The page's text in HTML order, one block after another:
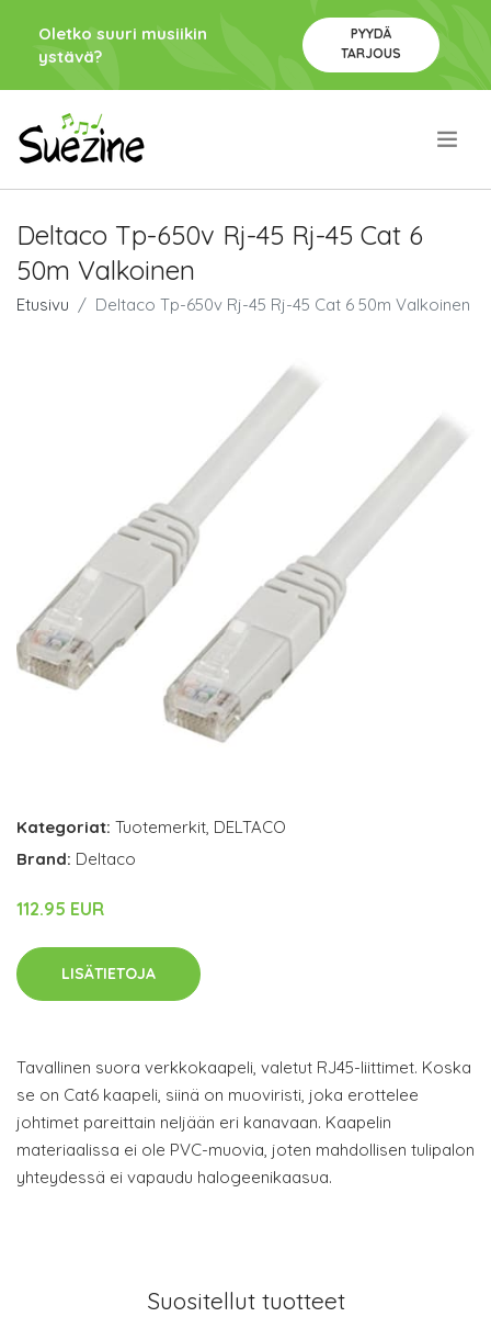
Oletko suuri musiikin
ystävä?
PYYDÄ
TARJOUS
Deltaco Tp-650v Rj-45 Rj-45 Cat 6
50m Valkoinen
Etusivu Deltaco Tp-650v Rj-45 Rj-45 Cat 6 50m Valkoinen
Kategoriat: Tuotemerkit, DELTACO
Brand: Deltaco
112.95 EUR
LISÄTIETOJA
Tavallinen suora verkkokaapeli, valetut RJ45-liittimet. Koska
se on Cat6 kaapeli, siinä on muoviristi, joka erottelee
johtimet pareittain neljään eri kanavaan. Kaapelin
materiaalissa ei ole PVC-muovia, joten mahdollisen tulipalon
yhteydessä ei vapaudu halogeenikaasua.
Suositellut tuotteet